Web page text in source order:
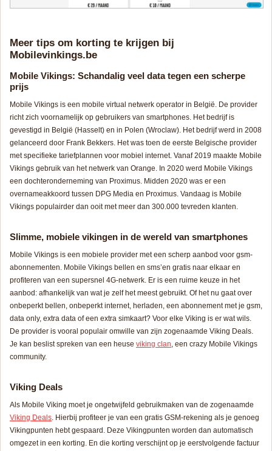
Meer tips om korting te krijgen bij
Mobilevinkings.be
Mobile Vikings: Schandalig veel data tegen een scherpe
prijs
Mobile Vikings is een mobile virtual netwerk operator in België. De provider
richt zich voornamelijk op gebruikers van smartphones. Het bedrijf is
gevestigd in België (Hasselt) en in Polen (Wroclaw). Het bedrijf werd in 2008
gelanceerd door Frank Bekkers. Het was toen de eerste Belgische provider
met specifieke tariefplannen voor mobiel internet. Vanaf 2019 maakte Mobile
Vikings gebruik van het netwerk van Orange. In 2020 werd Mobile Vikings
een dochteronderneming van Proximus. Midden 2020 was er een
overnameakkoord tussen DPG Media en Proximus. Vandaag is Mobile
Vikings populairder dan ooit met meer dan 300.000 tevreden klanten.
Slimme, mobiele vikingen in de wereld van smartphones
Mobile Vikings is een mobiele provider met een scherp aanbod voor gsm-
abonnementen. Mobile Vikings bellen en sms’en gratis naar elkaar en
profiteren van een supersnel 4G-netwerk. Er is een ruime keuze in het
aanbod: afhankelijk van wat je zelf het meest gebruikt. Of het nu gaat over
onbeperkt bellen, onbeperkt internet, herladen, een abonnement met je gsm,
data only, extra data of een extra simkaart? Voor elke Viking is er wat wils.
De provider is vooral populair omwille van zijn zogenaamde Viking Deals.
Je kan beslist spreken van een heuse viking clan, een crazy Mobile Vikings
community.
Viking Deals
Als Mobile Viking moet je ongetwijfeld gebruikmaken van de zogenaamde
Viking Deals. Hierbij profiteer je van een gratis GSM-rekening als je genoeg
Vikingpunten hebt gespaard. Deze Vikingpunten worden dan automatisch
omgezet in een korting. En die korting verschijnt op je eerstvolgende factuur